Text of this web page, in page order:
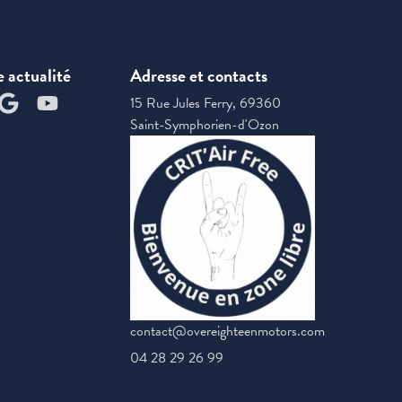
actualité Adresse et contacts
15 Rue Jules Ferry, 69360
Saint-Symphorien-d'Ozon
contact@overeighteenmotors.com
04 28 29 26 99